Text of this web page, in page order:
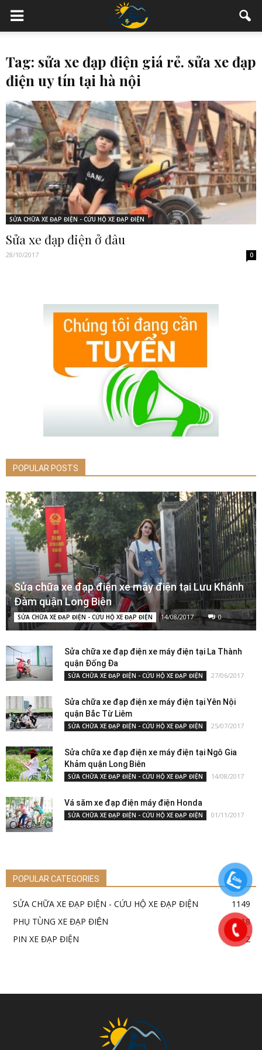
Tag: sửa xe đạp điện giá rẻ. sửa xe đạp
điện uy tín tại hà nội
SỬA CHỮA XE ĐẠP ĐIỆN - CỨU HỘ XE ĐẠP ĐIỆN
Sửa xe đạp điện ở đâu
28/10/2017 0
POPULAR POSTS
Sửa chữa xe đạp điện xe máy điện tại Lưu Khánh
Đàm quận Long Biên
SỬA CHỮA XE ĐẠP ĐIỆN - CỨU HỘ XE ĐẠP ĐIỆN 14/08/2017 0
Sửa chữa xe đạp điện xe máy điện tại La Thành
quận Đống Đa
SỬA CHỮA XE ĐẠP ĐIỆN - CỨU HỘ XE ĐẠP ĐIỆN 27/06/2017
Sửa chữa xe đạp điện xe máy điện tại Yên Nội
quận Bắc Từ Liêm
SỬA CHỮA XE ĐẠP ĐIỆN - CỨU HỘ XE ĐẠP ĐIỆN 25/07/2017
Sửa chữa xe đạp điện xe máy điện tại Ngô Gia
Khảm quận Long Biên
SỬA CHỮA XE ĐẠP ĐIỆN - CỨU HỘ XE ĐẠP ĐIỆN 14/08/2017
Vá săm xe đạp điện máy điện Honda
SỬA CHỮA XE ĐẠP ĐIỆN - CỨU HỘ XE ĐẠP ĐIỆN 01/11/2017
POPULAR CATEGORIES
SỬA CHỮA XE ĐẠP ĐIỆN - CỨU HỘ XE ĐẠP ĐIỆN
1149
PHỤ TÙNG XE ĐẠP ĐIỆN
18
PIN XE ĐẠP ĐIỆN
2